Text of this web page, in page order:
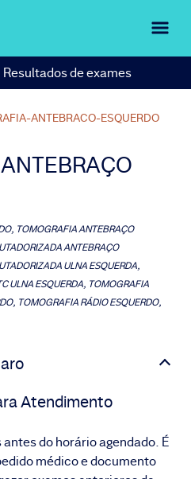
Resultados de exames
ANTEBRACO-ESQUERDO
TOMOGRAFIA ANTEBRAÇO
ANTEBRAÇO
ULNA ESQUERDA,
ULNA ESQUERDA, TOMOGRAFIA
TOMOGRAFIA RÁDIO ESQUERDO,
Atendimento
do horário agendado. É
médico e documento